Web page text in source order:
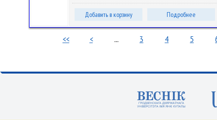
Добавить в корзину Подробнее
<< < ... 3 4 5